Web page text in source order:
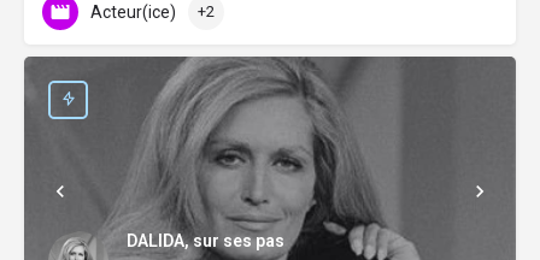
Acteur(ice) +2
DALIDA, sur ses pas